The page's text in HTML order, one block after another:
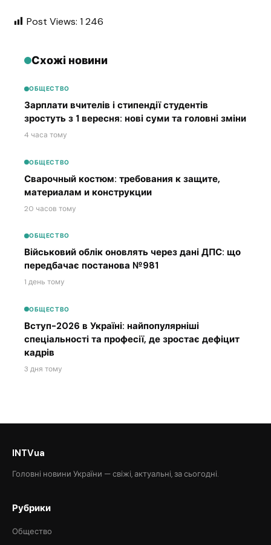
Post Views: 1 246
Схожі новини
ОБЩЕСТВО
Зарплати вчителів і стипендії студентів
зростуть з 1 вересня: нові суми та головні зміни
4 часа тому
ОБЩЕСТВО
Сварочный костюм: требования к защите,
материалам и конструкции
20 часов тому
ОБЩЕСТВО
Військовий облік оновлять через дані ДПС: що
передбачає постанова №981
1 день тому
ОБЩЕСТВО
Вступ-2026 в Україні: найпопулярніші
спеціальності та професії, де зростає дефіцит
кадрів
3 дня тому
INTVua
Головні новини України — свіжі, актуальні, за сьогодні.
Рубрики
Общество